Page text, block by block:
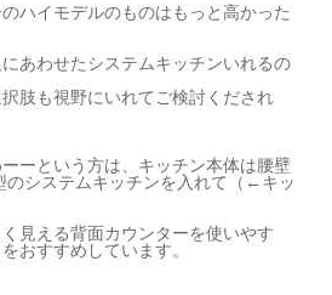
ハイモデルのものはもっと高かった
あわせたシステムキッチンいれるの
肢も視野にいれてご検討くだされ
ーという方は、キッチン本体は腰壁
のシステムキッチンを入れて（←キッ
見える背面カウンターを使いやす
おすすめしています。